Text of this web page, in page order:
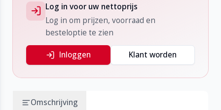
Log in voor uw nettoprijs
Log in om prijzen, voorraad en
besteloptie te zien
Inloggen Klant worden
Omschrijving